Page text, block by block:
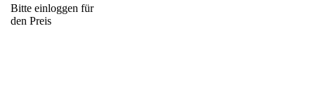
Bitte einloggen für
den Preis